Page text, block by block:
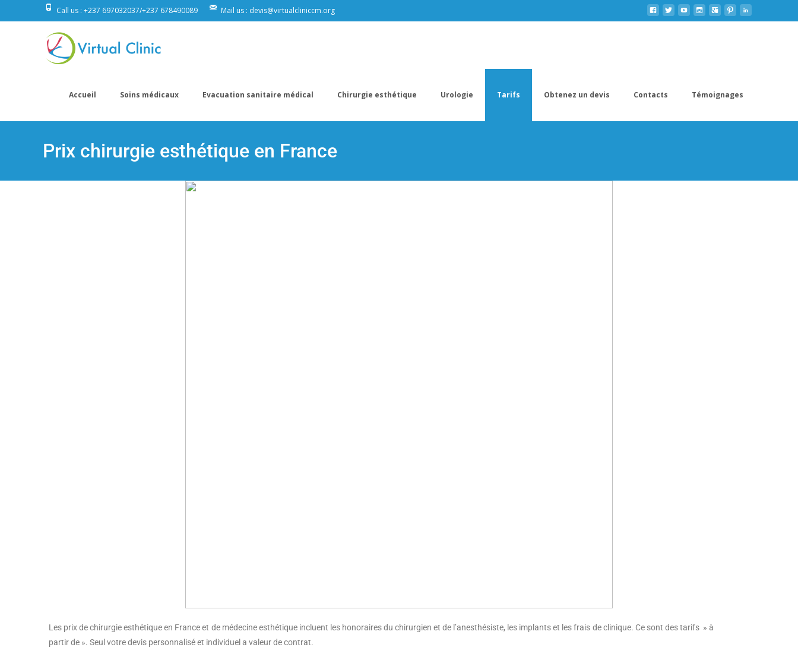
Call us : +237 697032037/+237 678490089 Mail us : devis@virtualcliniccm.org
Accueil Soins médicaux Evacuation sanitaire médical Chirurgie esthétique Urologie Tarifs Obtenez un devis Contacts Témoignages
Prix chirurgie esthétique en France
Les prix de chirurgie esthétique en France et de médecine esthétique incluent les honoraires du chirurgien et de l’anesthésiste, les implants et les frais de clinique. Ce sont des tarifs » à
partir de ». Seul votre devis personnalisé et individuel a valeur de contrat.